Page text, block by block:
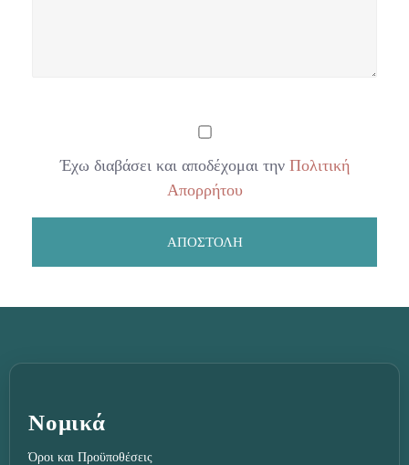
Έχω διαβάσει και αποδέχομαι την Πολιτική
Απορρήτου
Νομικά
Όροι και Προϋποθέσεις